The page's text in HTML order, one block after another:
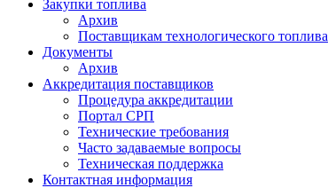
Закупки топлива
Архив
Поставщикам технологического топлива
Документы
Архив
Аккредитация поставщиков
Процедура аккредитации
Портал СРП
Технические требования
Часто задаваемые вопросы
Техническая поддержка
Контактная информация